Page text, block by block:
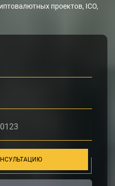
проектов, ICO,